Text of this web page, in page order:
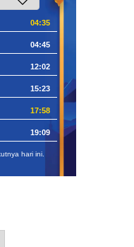
04:35
04:45
12:02
15:23
17:58
19:09
hari ini.